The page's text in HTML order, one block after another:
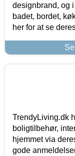
designbrand, og
badet, bordet,
her for at se
TrendyLiving.dk
boligtilbehør,
hjemmet via
gode